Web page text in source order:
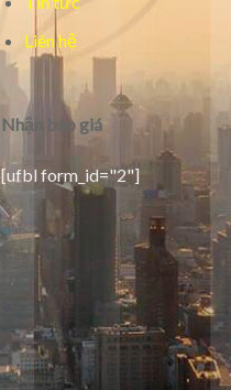
Liên hệ
Nhận báo giá
[ufbl form_id="2"]